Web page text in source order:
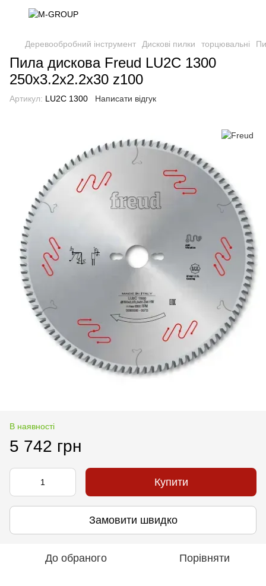
Деревообробний інструмент Дискові пилки торцювальні
Пила дискова Freud LU2C 1300
250х3.2х2.2х30 z100
Артикул: LU2C 1300 Написати відгук
В наявності
5 742 грн
Купити
Замовити швидко
До обраного Порівняти